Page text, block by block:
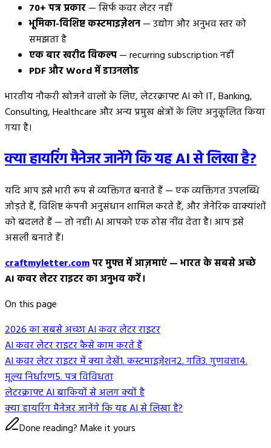
70+ पत्र प्रकार— सिर्फ कवर लेटर नहीं
भूमिका-विशिष्ट कस्टमाइज़ेशन— उद्योग और अनुभव स्तर को
समझता है
एक बार खरीद विकल्प— recurring subscription नहीं
PDF और Word में डाउनलोड
भारतीय नौकरी खोजने वालों के लिए, लेटरक्राफ्ट AI को IT, Banking,
Consulting, Healthcare और अन्य प्रमुख क्षेत्रों के लिए अनुकूलित किया
गया है।
क्या हायरिंग मैनेजर जानेंगे कि यह AI से लिखा है?
यदि आप इसे भारी रूप से व्यक्तिगत बनाते हैं — एक व्यक्तिगत उपलब्धि
जोड़ते हैं, विशिष्ट कंपनी अनुसंधान शामिल करते हैं, और जेनेरिक वाक्यांशों
को बदलते हैं — तो नहीं। AI आपको एक ठोस नींव देता है। आप इसे
असली बनाते हैं।
craftmyletter.comपर मुफ्त में आज़माएं — भारत के सबसे अच्छे
AI कवर लेटर राइटर का अनुभव करें।
On this page
2026 का सबसे अच्छा AI कवर लेटर राइटर
AI कवर लेटर राइटर कैसे काम करते हैं
AI कवर लेटर राइटर में क्या देखें1. कस्टमाइज़ेशन2. गति3. गुणवत्ता4.
मूल्य निर्धारण5. पत्र विविधता
लेटरक्राफ्ट AI बाकियों से अलग क्यों है
क्या हायरिंग मैनेजर जानेंगे कि यह AI से लिखा है?
Done reading? Make it yours